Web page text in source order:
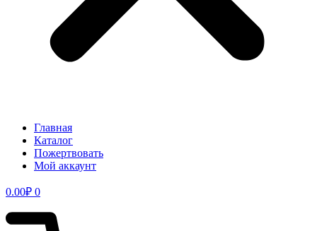
Главная
Каталог
Пожертвовать
Мой аккаунт
0.00₽ 0